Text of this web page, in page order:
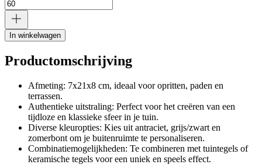
In winkelwagen
Productomschrijving
Afmeting: 7x21x8 cm, ideaal voor opritten, paden en
terrassen.
Authentieke uitstraling: Perfect voor het creëren van een
tijdloze en klassieke sfeer in je tuin.
Diverse kleuropties: Kies uit antraciet, grijs/zwart en
zomerbont om je buitenruimte te personaliseren.
Combinatiemogelijkheden: Te combineren met tuintegels of
keramische tegels voor een uniek en speels effect.